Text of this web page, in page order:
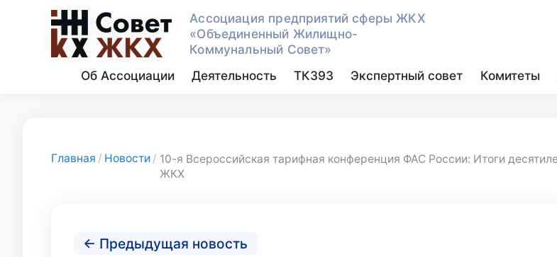
Ассоциация предприятий сферы ЖКХ
«Объединенный Жилищно-
Коммунальный Совет»
Об Ассоциации
Деятельность ТК393 Экспертный совет Комитеты
Главная / Новости / 10-я Всероссийская тарифная конференция ФАС России: Итоги
ЖКХ
← Предыдущая новость